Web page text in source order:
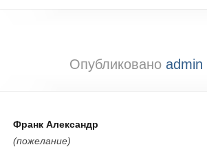
Опубликовано admin
Франк Александр
(пожелание)